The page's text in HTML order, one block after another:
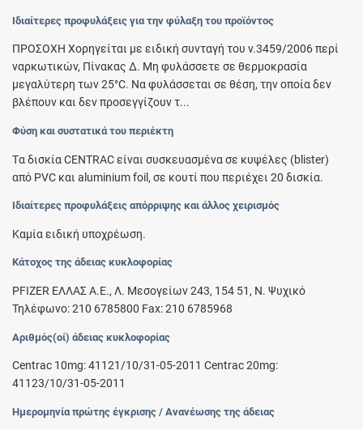
Ιδιαίτερες προφυλάξεις για την φύλαξη του προϊόντος
ΠΡΟΣΟΧΗ Χορηγείται με ειδική συνταγή του ν.3459/2006 περί
ναρκωτικών, Πίνακας Δ. Μη φυλάσσετε σε θερμοκρασία
μεγαλύτερη των 25°C. Να φυλάσσεται σε θέση, την οποία δεν
βλέπουν και δεν προσεγγίζουν τ...
Φύση και συστατικά του περιέκτη
Tα δισκία CENTRAC είναι συσκευασμένα σε κυψέλες (blister)
από PVC και aluminium foil, σε κουτί που περιέχει 20 δισκία.
Ιδιαίτερες προφυλάξεις απόρριψης και άλλος χειρισμός
Καμία ειδική υποχρέωση.
Κάτοχος της άδειας κυκλοφορίας
PFIZER ΕΛΛΑΣ A.E., Λ. Μεσογείων 243, 154 51, Ν. Ψυχικό
Τηλέφωνο: 210 6785800 Fax: 210 6785968
Αριθμός(οί) άδειας κυκλοφορίας
Centrac 10mg: 41121/10/31-05-2011 Centrac 20mg:
41123/10/31-05-2011
Ημερομηνία πρώτης έγκρισης / Ανανέωσης της άδειας